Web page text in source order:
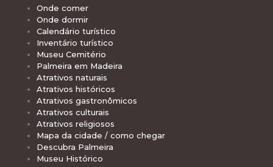
Onde comer
Onde dormir
Calendário turístico
Inventário turístico
Museu Cemitério
Palmeira em Madeira
Atrativos naturais
Atrativos históricos
Atrativos gastronômicos
Atrativos culturais
Atrativos religiosos
Mapa da cidade / como chegar
Descubra Palmeira
Museu Histórico